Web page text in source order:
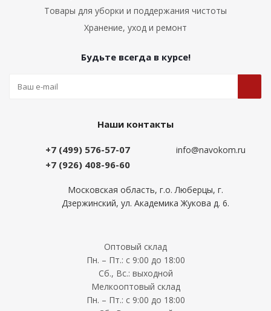
Товары для уборки и поддержания чистоты
Хранение, уход и ремонт
Будьте всегда в курсе!
Наши контакты
+7 (499) 576-57-07
+7 (926) 408-96-60
info@navokom.ru
Московская область, г.о. Люберцы, г.
Дзержинский, ул. Академика Жукова д. 6.
Оптовый склад
Пн. – Пт.: с 9:00 до 18:00
Сб., Вс.: выходной
Мелкооптовый склад
Пн. – Пт.: с 9:00 до 18:00